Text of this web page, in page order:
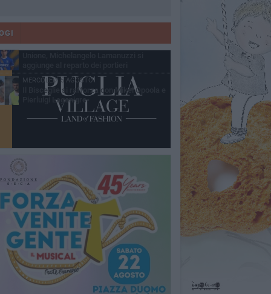
Unione, in difesa arriva Francesco Lorusso
SABATO 1 AGOSTO
MERCOLEDÌ 5 AGOSTO
Il Bisceglie si rafforza con Mikel Opoola e
Pierluigi Lagonigro